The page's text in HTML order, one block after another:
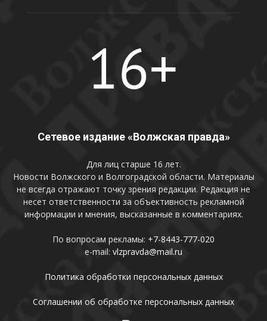
Сетевое издание «Волжская правда»
Для лиц старше 16 лет.
Новости Волжского и Волгоградской области. Материалы
не всегда отражают точку зрения редакции. Редакция не
несет ответственности за объективность рекламной
информации и мнения, высказанные в комментариях.
По вопросам рекламы: +7-8443-777-020
e-mail: vlzpravda@mail.ru
Политика обработки персональных данных
Соглашении об обработке персональных данных